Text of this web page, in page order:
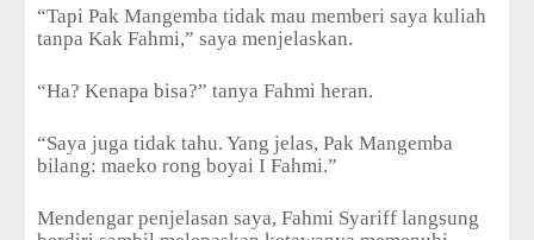
“Tapi Pak Mangemba tidak mau memberi saya kuliah
tanpa Kak Fahmi,” saya menjelaskan.
“Ha? Kenapa bisa?” tanya Fahmi heran.
“Saya juga tidak tahu. Yang jelas, Pak Mangemba
bilang: maeko rong boyai I Fahmi.”
Mendengar penjelasan saya, Fahmi Syariff langsung